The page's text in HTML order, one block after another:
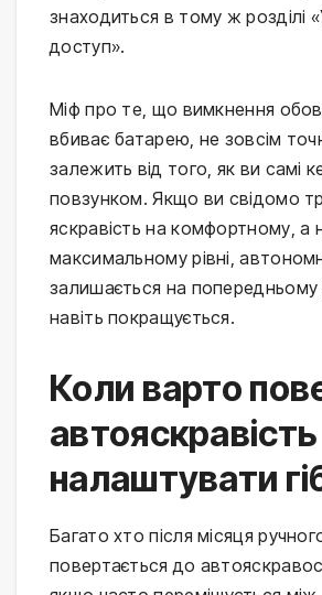
знаходиться в тому ж розділі
доступ».
Міф про те, що вимкнення
вбиває батарею, не зовсім
залежить від того, як ви самі
повзунком. Якщо ви свідомо
яскравість на комфортному, а
максимальному рівні,
залишається на попередньому
навіть покращується.
Коли варто
налаштувати
Багато хто після місяця
повертається до